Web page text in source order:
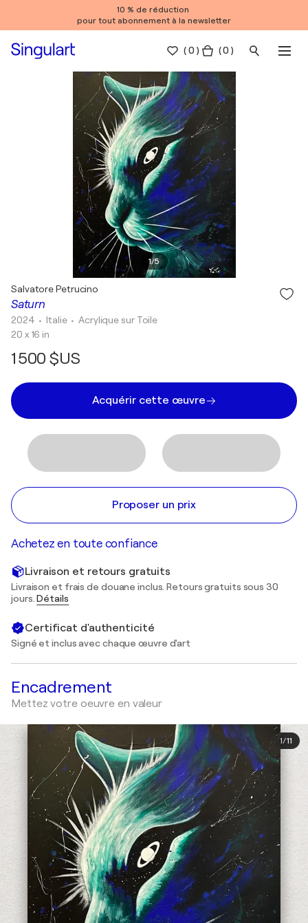
10 % de réduction
pour tout abonnement à la newsletter
(0 ) ( 0 )
1/5
Saturn
Salvatore Petrucino
2024 • Italie •Acrylique sur Toile
20 x 16 in
1 500 $US
Acquérir cette œuvre
Proposer un prix
Achetez en toute confiance
Livraison et retours gratuits
Livraison et frais de douane inclus. Retours gratuits sous 30
jours.Détails
Certificat d'authenticité
Signé et inclus avec chaque œuvre d'art
Encadrement
Mettez votre oeuvre en valeur
1/11